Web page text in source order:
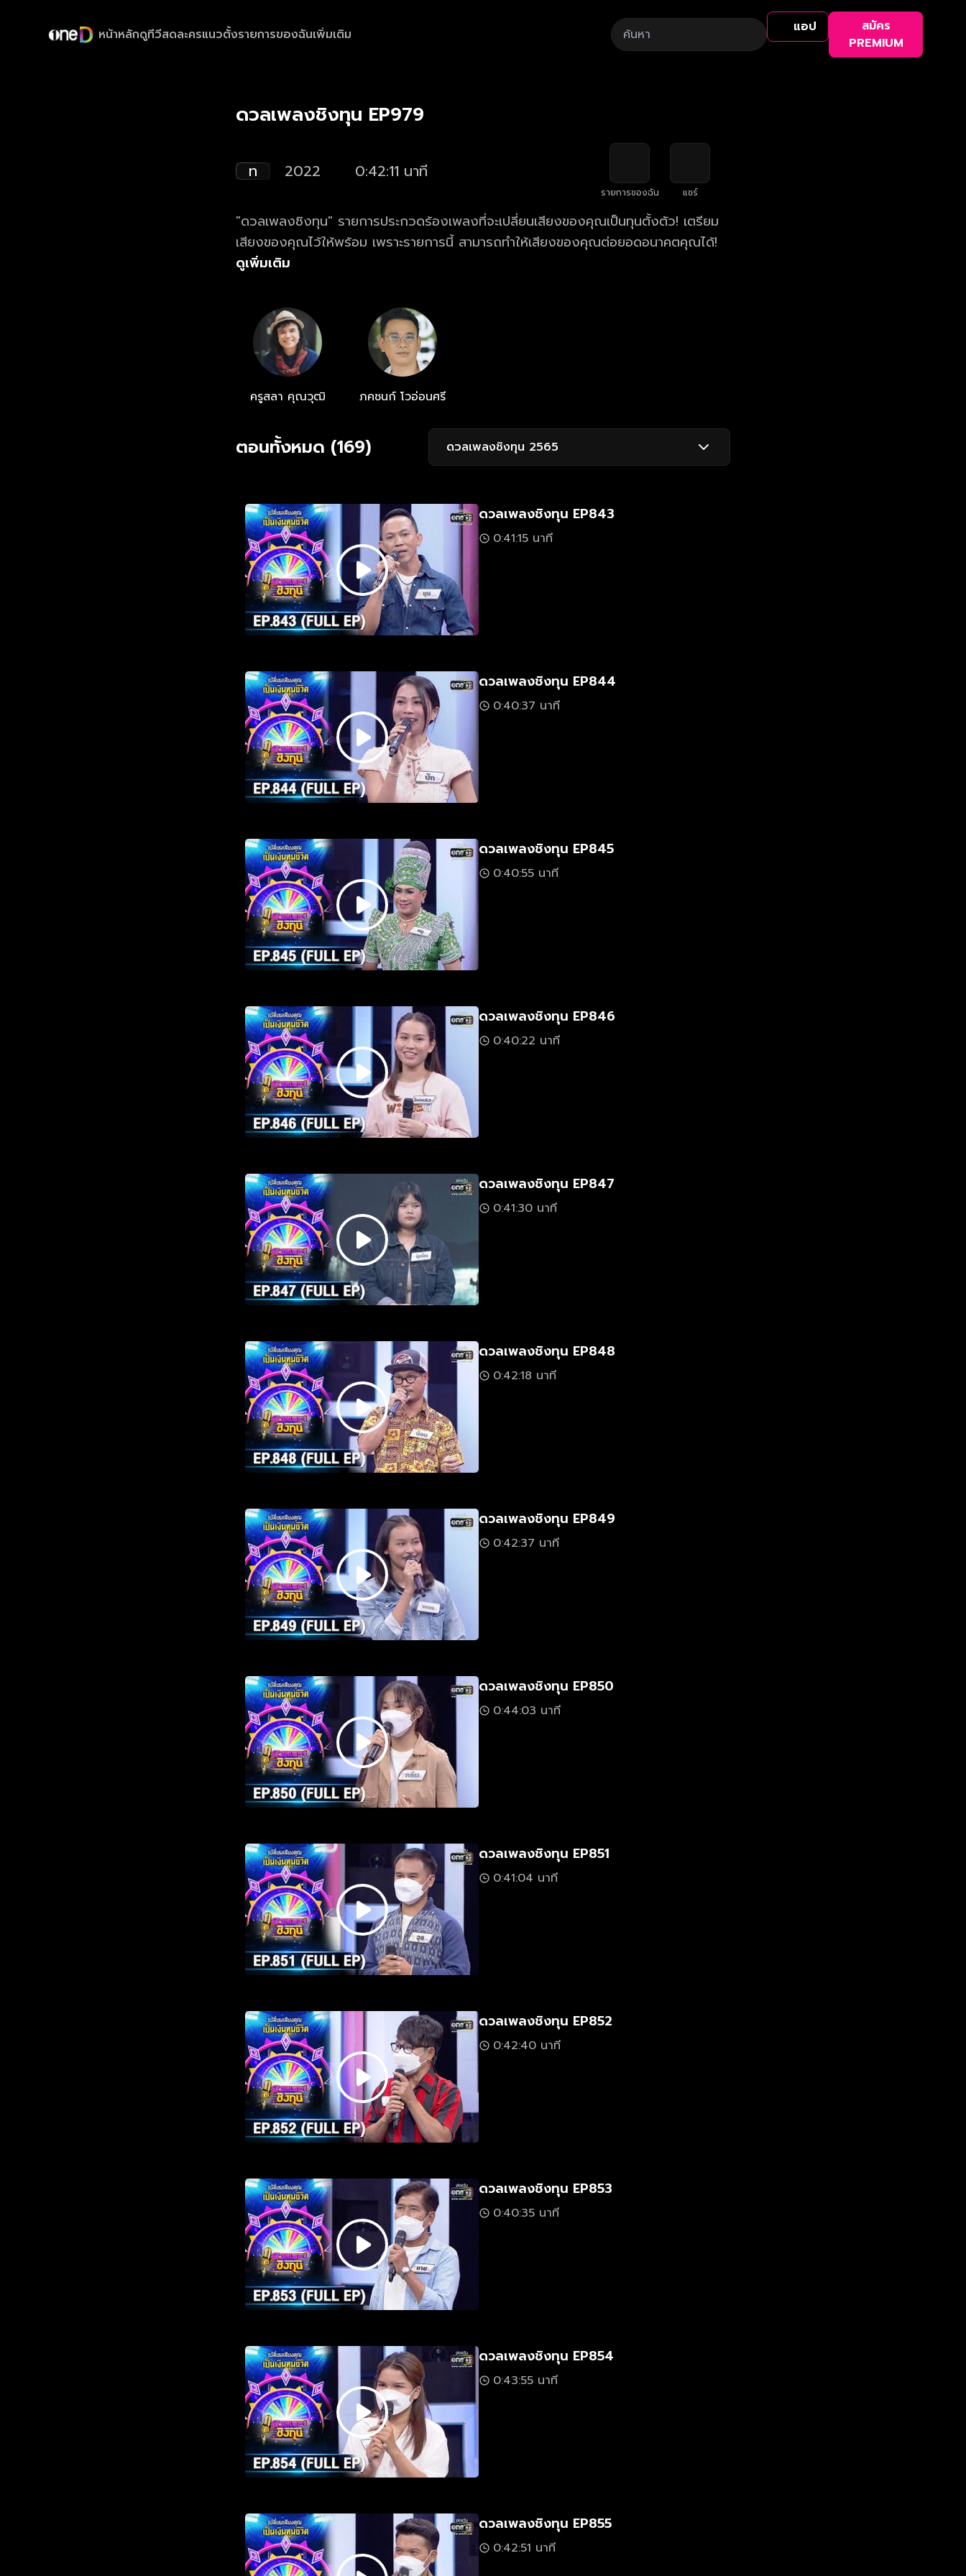
หน้าหลักดูทีวีสดละครแนวตั้งรายการของฉันเพิ่มเติม แอป
สมัคร
PREMIUM
ดวลเพลงชิงทุน EP979
ท 2022 0:42:11 นาที
รายการของฉัน แชร์
"ดวลเพลงชิงทุน" รายการประกวดร้องเพลงที่จะเปลี่ยนเสียงของคุณเป็นทุนตั้งตัว! เตรียม
เสียงของคุณไว้ให้พร้อม เพราะรายการนี้ สามารถทำให้เสียงของคุณต่อยอดอนาคตคุณได้!
ดูเพิ่มเติม
ครูสลา คุณวุฒิ ภคชนก์ โวอ่อนศรี
ตอนทั้งหมด (169) ดวลเพลงชิงทุน 2565
ดวลเพลงชิงทุน EP843
0:41:15 นาที
ดวลเพลงชิงทุน EP844
0:40:37 นาที
ดวลเพลงชิงทุน EP845
0:40:55 นาที
ดวลเพลงชิงทุน EP846
0:40:22 นาที
ดวลเพลงชิงทุน EP847
0:41:30 นาที
ดวลเพลงชิงทุน EP848
0:42:18 นาที
ดวลเพลงชิงทุน EP849
0:42:37 นาที
ดวลเพลงชิงทุน EP850
0:44:03 นาที
ดวลเพลงชิงทุน EP851
0:41:04 นาที
ดวลเพลงชิงทุน EP852
0:42:40 นาที
ดวลเพลงชิงทุน EP853
0:40:35 นาที
ดวลเพลงชิงทุน EP854
0:43:55 นาที
ดวลเพลงชิงทุน EP855
0:42:51 นาที